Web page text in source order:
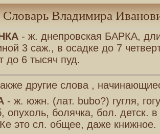
Словарь Владимира
- ж. днепровская БАРКА,
3 саж., в осадке до 7
до 6 тысяч пуд.
другие слова ,
- ж. южн. (лат. bubo?) гугля,
опухоль, болячка, бол. детск.
это сл. общее, даже книжное.